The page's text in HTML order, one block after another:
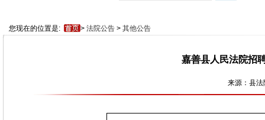
您现在的位置是: > 法院公告 > 其他公告
嘉善县人民法院招
来源：县